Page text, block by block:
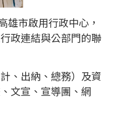
雄市啟用行政中心，
政連結與公部門的聯
、出納、總務）及資
文宣、宣導團、網